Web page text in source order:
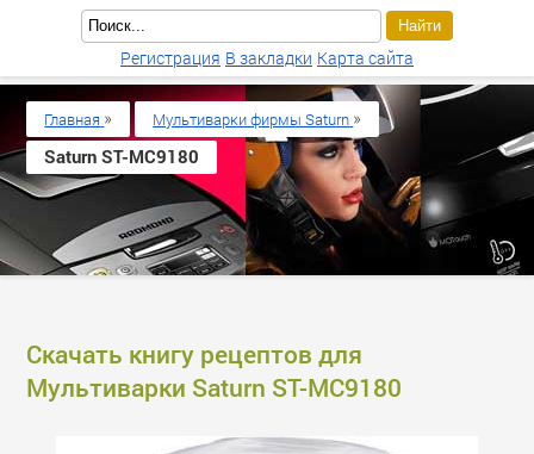
Скачать книгу рецептов для
Мультиварки Saturn ST-MC9180
Главная » Мультиварки фирмы Saturn »
Saturn ST-MC9180
Регистрация В закладки Карта сайта